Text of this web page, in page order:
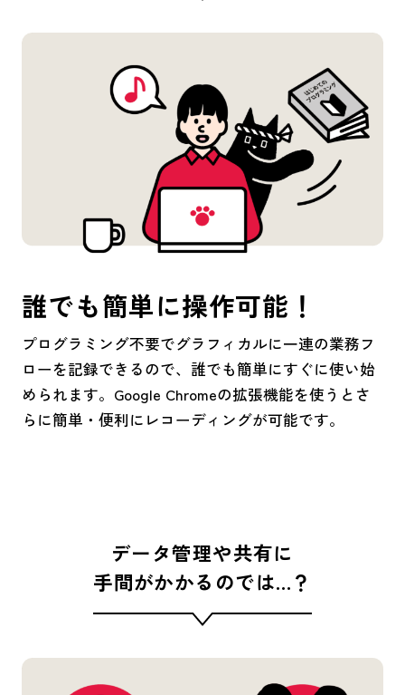
誰でも簡単に操作可能！
プログラミング不要でグラフィカルに一連の業務フ
ローを記録できるので、誰でも簡単にすぐに使い始
められます。Google Chromeの拡張機能を使うとさ
らに簡単・便利にレコーディングが可能です。
データ管理や共有に
手間がかかるのでは…？